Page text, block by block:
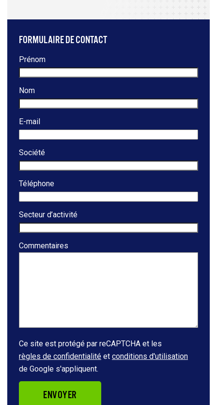
FORMULAIRE DE CONTACT
Prénom
Nom
E-mail
Société
Téléphone
Secteur d’activité
Commentaires
Ce site est protégé par reCAPTCHA et les
règles de confidentialité et conditions d'utilisation
de Google s'appliquent.
ENVOYER